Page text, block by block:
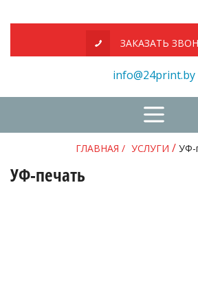
ЗАКАЗАТЬ
info@24print.by
ГЛАВНАЯ / УСЛУГИ / УФ-
УФ-печать